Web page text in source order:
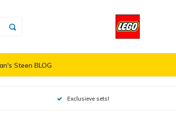
Steen BLOG
Exclusieve sets!